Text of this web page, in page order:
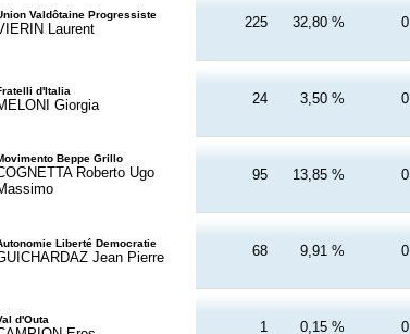
Valdôtaine Progressiste
Laurent 225 32,80 % 0
d'Italia
Giorgia 24 3,50 % 0
Beppe Grillo
Roberto Ugo
95 13,85 % 0
Liberté Democratie
Jean Pierre 68 9,91 % 0
d'Outa 1 0,15 % 0